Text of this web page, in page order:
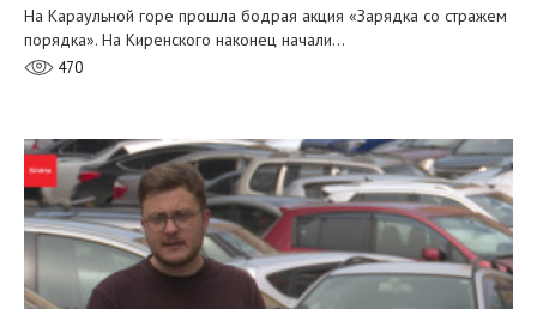
На Караульной горе прошла бодрая акция «Зарядка со стражем
порядка». На Киренского наконец начали…
470